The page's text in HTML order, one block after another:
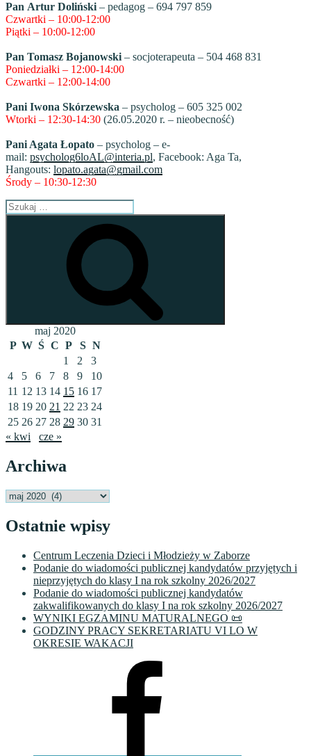
Pan Artur Doliński – pedagog – 694 797 859
Czwartki – 10:00-12:00
Piątki – 10:00-12:00
Pan Tomasz Bojanowski – socjoterapeuta – 504 468 831
Poniedziałki – 12:00-14:00
Czwartki – 12:00-14:00
Pani Iwona Skórzewska – psycholog – 605 325 002
Wtorki – 12:30-14:30 (26.05.2020 r. – nieobecność)
Pani Agata Łopato – psycholog – e-
mail: psycholog6loAL@interia.pl, Facebook: Aga Ta,
Hangouts: lopato.agata@gmail.com
Środy – 10:30-12:30
Szukaj:
maj 2020
P W Ś C P S N
1
2
3
4
5 6 7 8 9
10
11 12 13 14 15 16 17
18 19 20 21 22 23 24
25 26 27 28 29 30 31
« kwi
cze »
Archiwa
Archiwa
Ostatnie wpisy
Centrum Leczenia Dzieci i Młodzieży w Zaborze
Podanie do wiadomości publicznej kandydatów przyjętych i
nieprzyjętych do klasy I na rok szkolny 2026/2027
Podanie do wiadomości publicznej kandydatów
zakwalifikowanych do klasy I na rok szkolny 2026/2027
WYNIKI EGZAMINU MATURALNEGO 📜
GODZINY PRACY SEKRETARIATU VI LO W
OKRESIE WAKACJI